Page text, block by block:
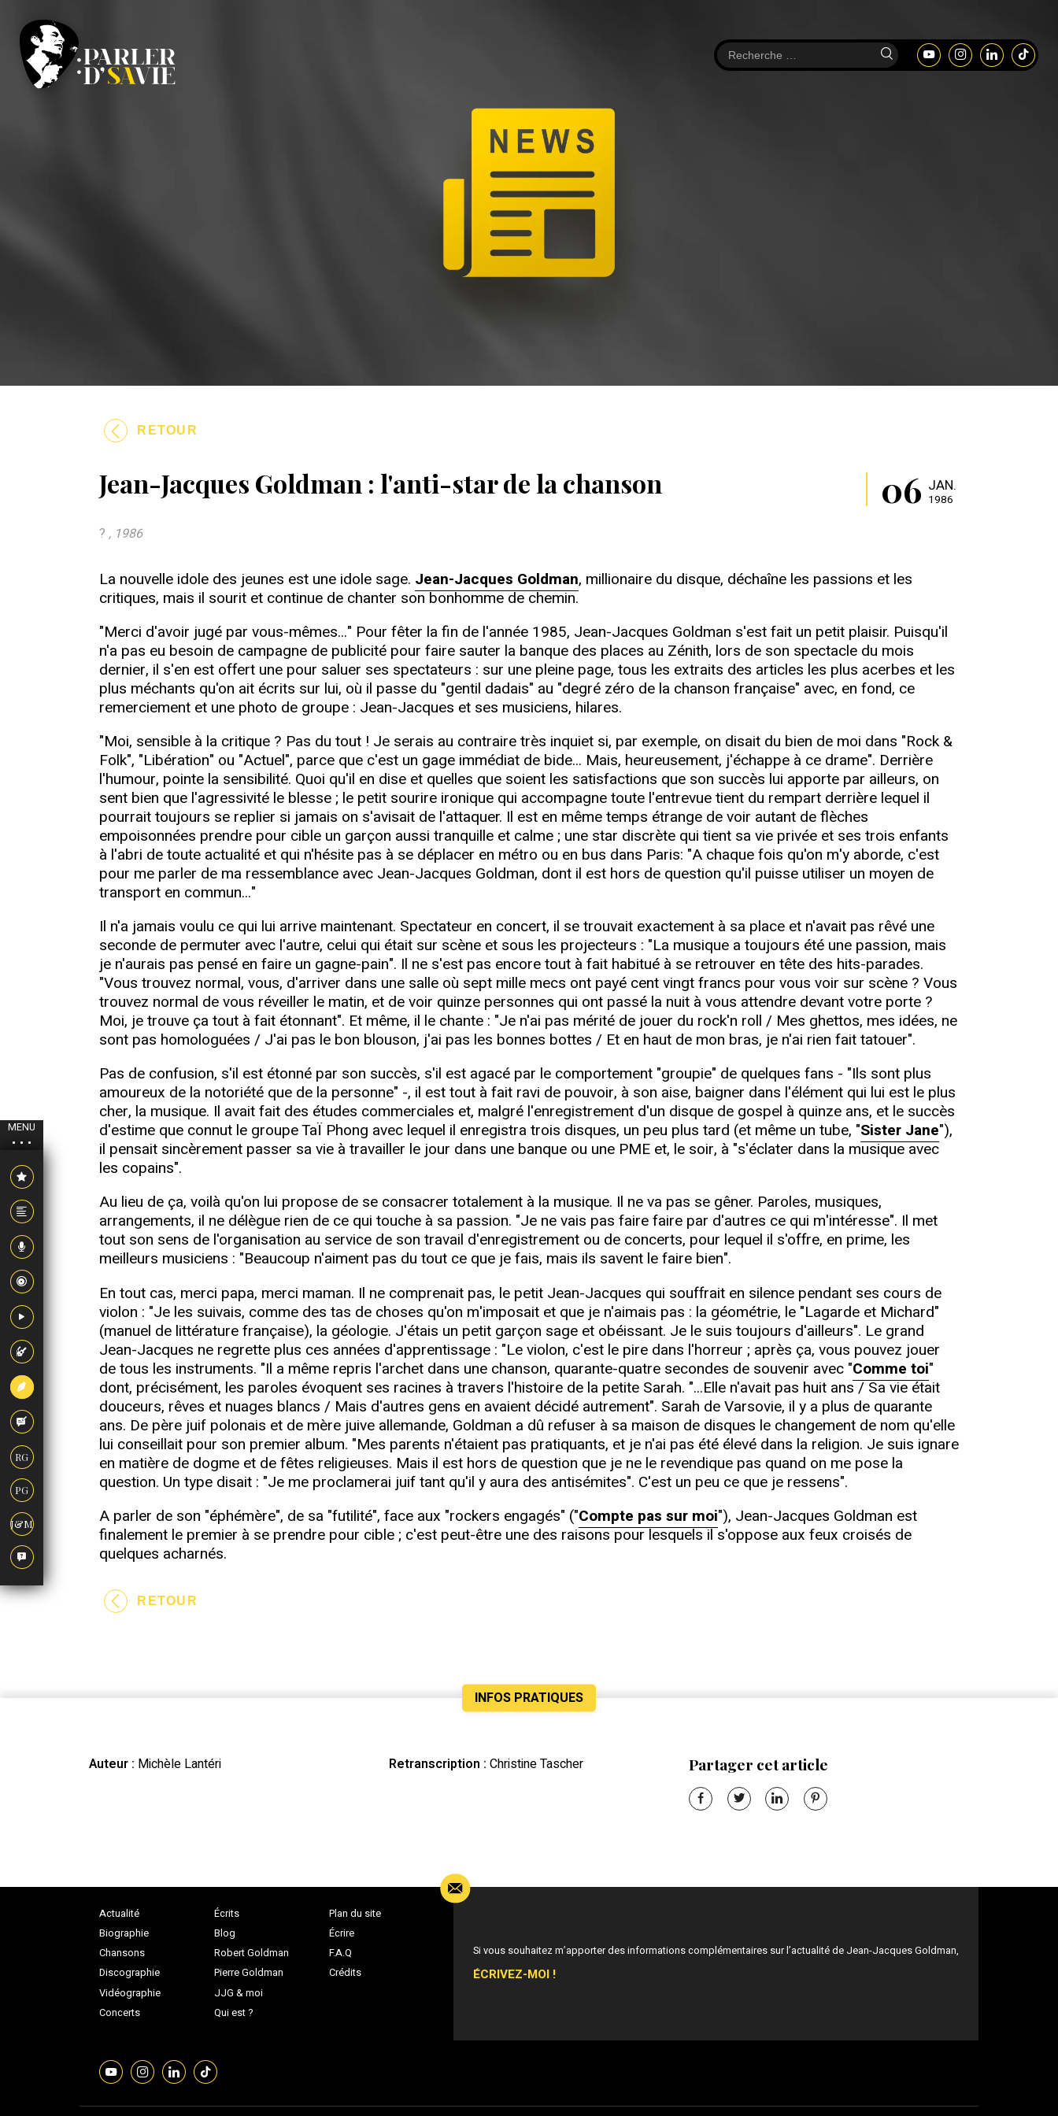
MENU
RG
PG
J&M
RETOUR
Jean-Jacques Goldman : l'anti-star de la chanson 06 JAN.
1986
? , 1986
La nouvelle idole des jeunes est une idole sage. Jean-Jacques Goldman, millionaire du disque, déchaîne les passions et les
critiques, mais il sourit et continue de chanter son bonhomme de chemin.
"Merci d'avoir jugé par vous-mêmes..." Pour fêter la fin de l'année 1985, Jean-Jacques Goldman s'est fait un petit plaisir. Puisqu'il
n'a pas eu besoin de campagne de publicité pour faire sauter la banque des places au Zénith, lors de son spectacle du mois
dernier, il s'en est offert une pour saluer ses spectateurs : sur une pleine page, tous les extraits des articles les plus acerbes et les
plus méchants qu'on ait écrits sur lui, où il passe du "gentil dadais" au "degré zéro de la chanson française" avec, en fond, ce
remerciement et une photo de groupe : Jean-Jacques et ses musiciens, hilares.
"Moi, sensible à la critique ? Pas du tout ! Je serais au contraire très inquiet si, par exemple, on disait du bien de moi dans "Rock &
Folk", "Libération" ou "Actuel", parce que c'est un gage immédiat de bide... Mais, heureusement, j'échappe à ce drame". Derrière
l'humour, pointe la sensibilité. Quoi qu'il en dise et quelles que soient les satisfactions que son succès lui apporte par ailleurs, on
sent bien que l'agressivité le blesse ; le petit sourire ironique qui accompagne toute l'entrevue tient du rempart derrière lequel il
pourrait toujours se replier si jamais on s'avisait de l'attaquer. Il est en même temps étrange de voir autant de flèches
empoisonnées prendre pour cible un garçon aussi tranquille et calme ; une star discrète qui tient sa vie privée et ses trois enfants
à l'abri de toute actualité et qui n'hésite pas à se déplacer en métro ou en bus dans Paris: "A chaque fois qu'on m'y aborde, c'est
pour me parler de ma ressemblance avec Jean-Jacques Goldman, dont il est hors de question qu'il puisse utiliser un moyen de
transport en commun..."
Il n'a jamais voulu ce qui lui arrive maintenant. Spectateur en concert, il se trouvait exactement à sa place et n'avait pas rêvé une
seconde de permuter avec l'autre, celui qui était sur scène et sous les projecteurs : "La musique a toujours été une passion, mais
je n'aurais pas pensé en faire un gagne-pain". Il ne s'est pas encore tout à fait habitué à se retrouver en tête des hits-parades.
"Vous trouvez normal, vous, d'arriver dans une salle où sept mille mecs ont payé cent vingt francs pour vous voir sur scène ? Vous
trouvez normal de vous réveiller le matin, et de voir quinze personnes qui ont passé la nuit à vous attendre devant votre porte ?
Moi, je trouve ça tout à fait étonnant". Et même, il le chante : "Je n'ai pas mérité de jouer du rock'n roll / Mes ghettos, mes idées, ne
sont pas homologuées / J'ai pas le bon blouson, j'ai pas les bonnes bottes / Et en haut de mon bras, je n'ai rien fait tatouer".
Pas de confusion, s'il est étonné par son succès, s'il est agacé par le comportement "groupie" de quelques fans - "Ils sont plus
amoureux de la notoriété que de la personne" -, il est tout à fait ravi de pouvoir, à son aise, baigner dans l'élément qui lui est le plus
cher, la musique. Il avait fait des études commerciales et, malgré l'enregistrement d'un disque de gospel à quinze ans, et le succès
d'estime que connut le groupe TaÏ Phong avec lequel il enregistra trois disques, un peu plus tard (et même un tube, "Sister Jane"),
il pensait sincèrement passer sa vie à travailler le jour dans une banque ou une PME et, le soir, à "s'éclater dans la musique avec
les copains".
Au lieu de ça, voilà qu'on lui propose de se consacrer totalement à la musique. Il ne va pas se gêner. Paroles, musiques,
arrangements, il ne délègue rien de ce qui touche à sa passion. "Je ne vais pas faire faire par d'autres ce qui m'intéresse". Il met
tout son sens de l'organisation au service de son travail d'enregistrement ou de concerts, pour lequel il s'offre, en prime, les
meilleurs musiciens : "Beaucoup n'aiment pas du tout ce que je fais, mais ils savent le faire bien".
En tout cas, merci papa, merci maman. Il ne comprenait pas, le petit Jean-Jacques qui souffrait en silence pendant ses cours de
violon : "Je les suivais, comme des tas de choses qu'on m'imposait et que je n'aimais pas : la géométrie, le "Lagarde et Michard"
(manuel de littérature française), la géologie. J'étais un petit garçon sage et obéissant. Je le suis toujours d'ailleurs". Le grand
Jean-Jacques ne regrette plus ces années d'apprentissage : "Le violon, c'est le pire dans l'horreur ; après ça, vous pouvez jouer
de tous les instruments. "Il a même repris l'archet dans une chanson, quarante-quatre secondes de souvenir avec "Comme toi"
dont, précisément, les paroles évoquent ses racines à travers l'histoire de la petite Sarah. "...Elle n'avait pas huit ans / Sa vie était
douceurs, rêves et nuages blancs / Mais d'autres gens en avaient décidé autrement". Sarah de Varsovie, il y a plus de quarante
ans. De père juif polonais et de mère juive allemande, Goldman a dû refuser à sa maison de disques le changement de nom qu'elle
lui conseillait pour son premier album. "Mes parents n'étaient pas pratiquants, et je n'ai pas été élevé dans la religion. Je suis ignare
en matière de dogme et de fêtes religieuses. Mais il est hors de question que je ne le revendique pas quand on me pose la
question. Un type disait : "Je me proclamerai juif tant qu'il y aura des antisémites". C'est un peu ce que je ressens".
A parler de son "éphémère", de sa "futilité", face aux "rockers engagés" ("Compte pas sur moi"), Jean-Jacques Goldman est
finalement le premier à se prendre pour cible ; c'est peut-être une des raisons pour lesquels il s'oppose aux feux croisés de
quelques acharnés.
RETOUR
INFOS PRATIQUES
Auteur : Michèle Lantéri Retranscription : Christine Tascher Partager cet article
Actualité
Biographie
Chansons
Discographie
Vidéographie
Concerts
Écrits
Blog
Robert Goldman
Pierre Goldman
JJG & moi
Qui est ?
Plan du site
Écrire
F.A.Q
Crédits
Si vous souhaitez m’apporter des informations complémentaires sur l’actualité de Jean-Jacques Goldman,
ÉCRIVEZ-MOI !